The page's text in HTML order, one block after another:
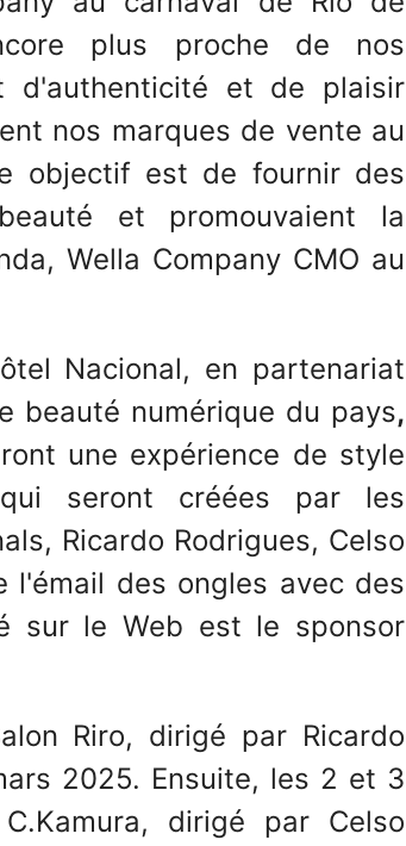
plus proche de nos
d'authenticité et de plaisir
nos marques de vente au
objectif est de fournir des
et promouvaient la
Wella Company CMO au
Nacional, en partenariat
beauté numérique du pays,
une expérience de style
seront créées par les
Ricardo Rodrigues, Celso
l'émail des ongles avec des
sur le Web est le sponsor
Riro, dirigé par Ricardo
2025. Ensuite, les 2 et 3
dirigé par Celso